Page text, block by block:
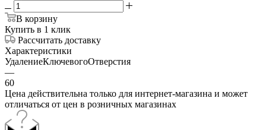
В корзину
Купить в 1 клик
Рассчитать доставку
Характеристики
УдалениеКлючевогоОтверстия
—
60
Цена действительна только для интернет-магазина и может
отличаться от цен в розничных магазинах